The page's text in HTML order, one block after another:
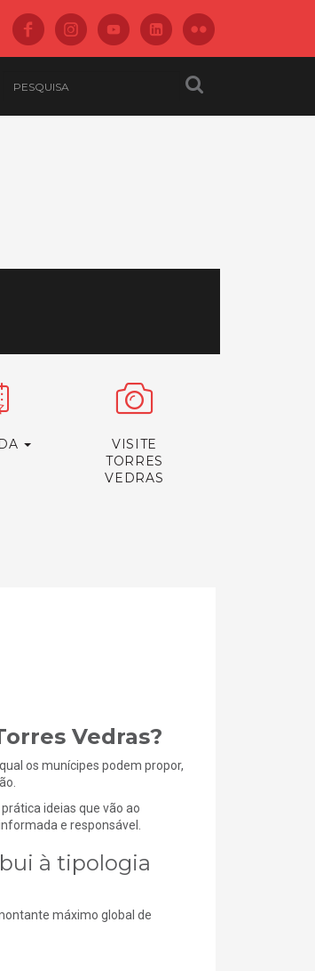
VISITE
TORRES
VEDRAS
Vedras?
os munícipes podem propor,
ideias que vão ao
e responsável.
à tipologia
máximo global de